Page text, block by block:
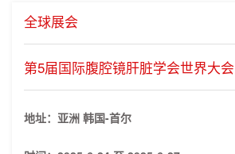
全球展会
第5届国际腹腔镜肝脏学会世界大会
地址：亚洲 韩国-首尔